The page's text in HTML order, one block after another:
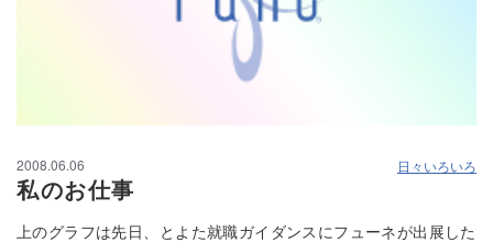
2008.06.06 日々いろいろ
私のお仕事
上のグラフは先日、とよた就職ガイダンスにフューネが出展した